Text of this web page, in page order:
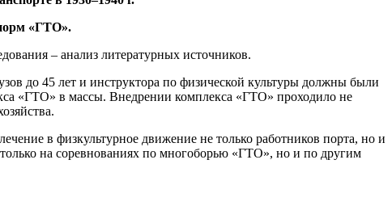
«ГТО».
– анализ литературных источников.
до 45 лет и инструктора по физической культуры должны были
«ГТО» в массы. Внедрении комплекса «ГТО» проходило не
в физкультурное движение не только работников порта, но и
на соревнованиях по многоборью «ГТО», но и по другим